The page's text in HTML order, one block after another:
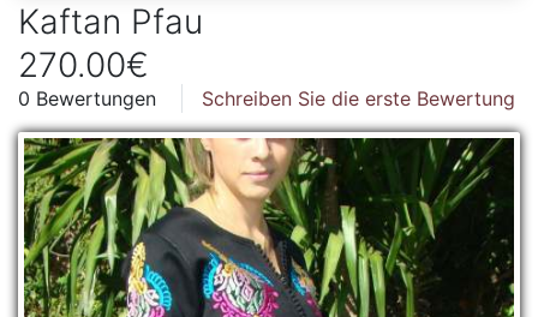
Kaftan Pfau
270.00€
0 Bewertungen Schreiben Sie die erste Bewertung